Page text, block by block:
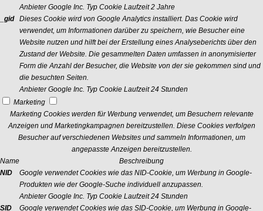
Anbieter Google Inc. Typ Cookie Laufzeit 2 Jahre
_gid
Dieses Cookie wird von Google Analytics installiert. Das Cookie wird
verwendet, um Informationen darüber zu speichern, wie Besucher eine
Website nutzen und hilft bei der Erstellung eines Analyseberichts über den
Zustand der Website. Die gesammelten Daten umfassen in anonymisierter
Form die Anzahl der Besucher, die Website von der sie gekommen sind und
die besuchten Seiten.
Anbieter Google Inc. Typ Cookie Laufzeit 24 Stunden
Marketing
Marketing Cookies werden für Werbung verwendet, um Besuchern relevante
Anzeigen und Marketingkampagnen bereitzustellen. Diese Cookies verfolgen
Besucher auf verschiedenen Websites und sammeln Informationen, um
angepasste Anzeigen bereitzustellen.
Name
Beschreibung
NID
Google verwendet Cookies wie das NID-Cookie, um Werbung in Google-
Produkten wie der Google-Suche individuell anzupassen.
Anbieter Google Inc. Typ Cookie Laufzeit 24 Stunden
SID
Google verwendet Cookies wie das SID-Cookie, um Werbung in Google-